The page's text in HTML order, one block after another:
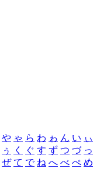
や ゃ ら わ ゎ ん い ぃ
ぅ く ぐ す ず つ づ っ
ぜ て で ね へ べ ぺ め